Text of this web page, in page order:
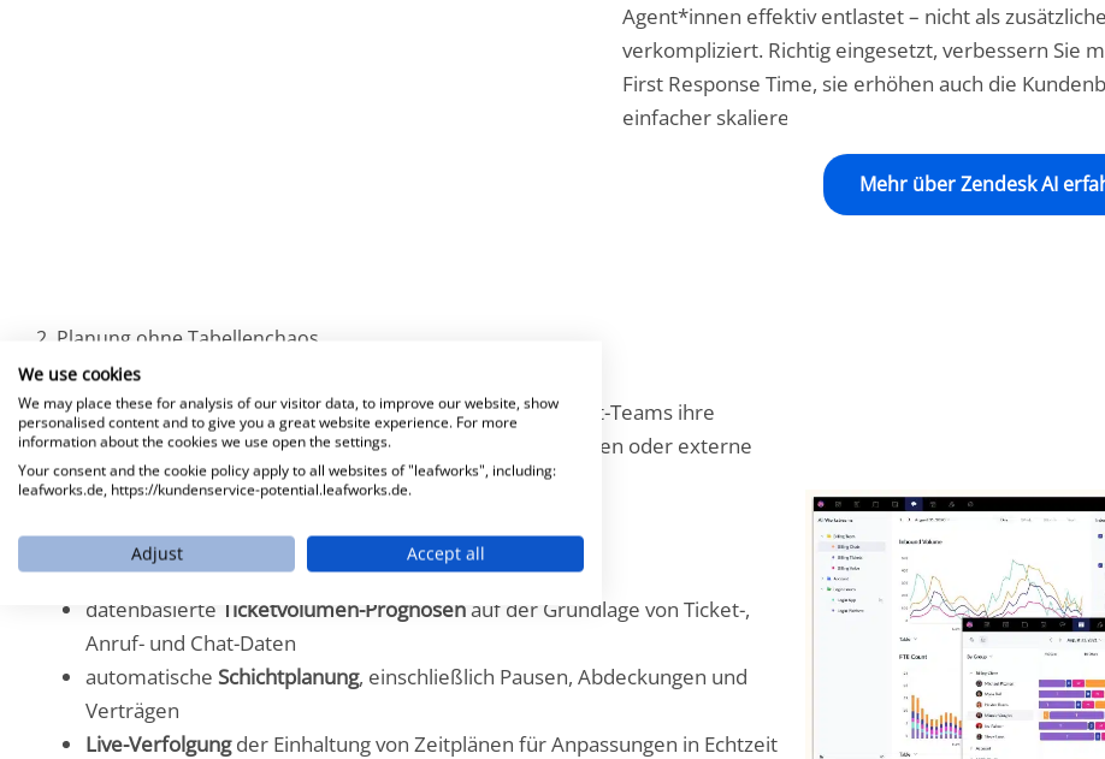
Agent*innen effektiv entlastet – nicht als
verkompliziert. Richtig eingesetzt, verbessern Sie
First Response Time, sie erhöhen auch die
einfacher skalieren.
Mehr über Zendesk AI
2. Planung ohne Tabellenchaos
MitZendesks Workforce Management (WFM)können Support-Teams ihre
Ressourcen direkt in der Plattform planen – ohne Excel-Tabellen oder externe
Tools.
Zu den wichtigsten Funktionen gehören:
datenbasierte Ticketvolumen-Prognosenauf der Grundlage von Ticket-,
Anruf- und Chat-Daten
automatische Schichtplanung, einschließlich Pausen, Abdeckungen und
Verträgen
Live-Verfolgungder Einhaltung von Zeitplänen für Anpassungen in Echtzeit
We use cookies
We may place these for analysis of our visitor data, to improve our website, show
personalised content and to give you a great website experience. For more
information about the cookies we use open the settings.
Your consent and the cookie policy apply to all websites of "leafworks", including:
leafworks.de, https://kundenservice-potential.leafworks.de.
Adjust Accept all